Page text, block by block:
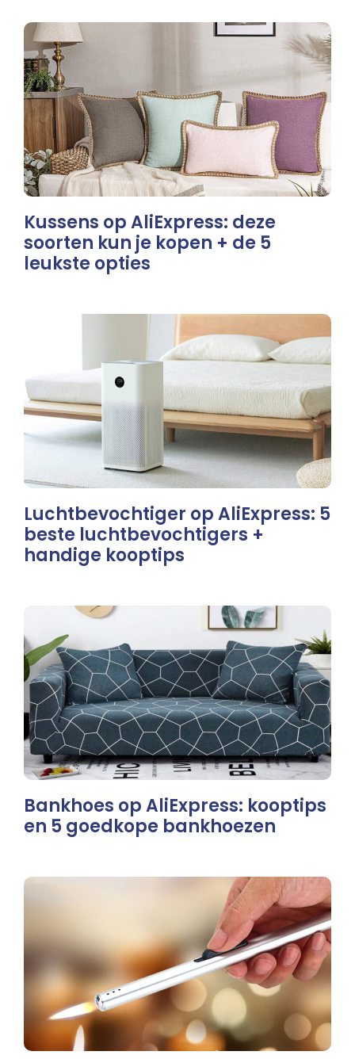
Kussens op AliExpress: deze
soorten kun je kopen + de 5
leukste opties
Luchtbevochtiger op AliExpress: 5
beste luchtbevochtigers +
handige kooptips
Bankhoes op AliExpress: kooptips
en 5 goedkope bankhoezen